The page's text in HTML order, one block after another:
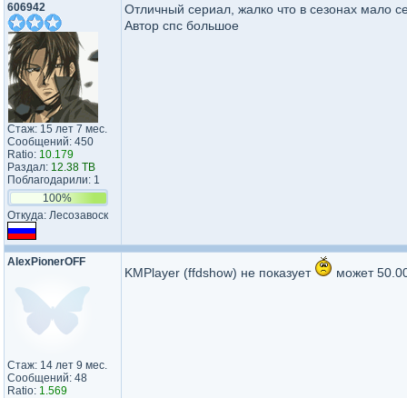
606942
Стаж: 15 лет 7 мес.
Сообщений: 450
Ratio: 10.179
Раздал: 12.38 TB
Поблагодарили: 1
100%
Откуда: Лесозавоск
Отличный сериал, жалко что в сезонах мало
Автор спс большое
AlexPionerOFF
Стаж: 14 лет 9 мес.
Сообщений: 48
Ratio: 1.569
KMPlayer (ffdshow) не показует может